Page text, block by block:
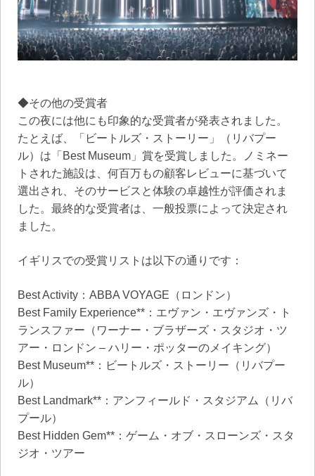
◆その他の受賞者
この夜には他にも印象的な受賞者が発表されました。
たとえば、「ビートルズ・ストーリー」（リバプー
ル）は「Best Museum」賞を受賞しました。ノミネー
トされた施設は、何百万もの顧客レビューに基づいて
選出され、そのサービスと体験の卓越性が評価されま
した。最終的な受賞者は、一般投票によって決定され
ました。
イギリスでの受賞リストは以下の通りです：
Best Activity：ABBA VOYAGE（ロンドン）
Best Family Experience**：エヴァン・エヴァンズ・ト
ランスファー（ワーナー・ブラザーズ・スタジオ・ツ
アー・ロンドン – ハリー・ポッターのメイキング）
Best Museum**：ビートルズ・ストーリー（リバプー
ル）
Best Landmark**：アンフィールド・スタジアム（リバ
プール）
Best Hidden Gem**：ゲーム・オブ・スローンズ・スタ
ジオ・ツアー